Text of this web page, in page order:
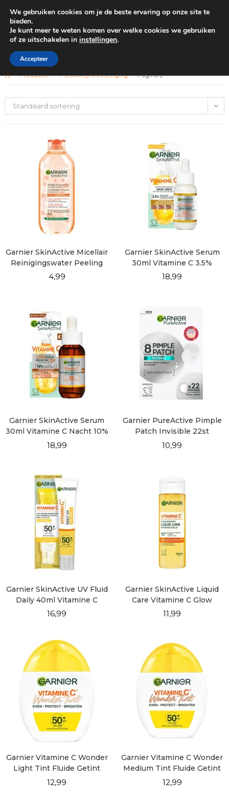
GRATIS BEZORGING VANAF €100
Persoonlijke verzorging
> Producten > Persoonlijke verzorging > Pagina 2
Standaard sortering
Garnier SkinActive Micellair
Reinigingswater Peeling
400ml
4,99
Garnier SkinActive Serum
30ml Vitamine C 3.5%
18,99
Garnier SkinActive Serum
30ml Vitamine C Nacht 10%
18,99
Garnier PureActive Pimple
Patch Invisible 22st
10,99
Garnier SkinActive UV Fluid
Daily 40ml Vitamine C
Invisible
16,99
Garnier SkinActive Liquid
Care Vitamine C Glow
Booster 120ml
11,99
Garnier Vitamine C Wonder
Light Tint Fluide Getint
Alles-in-1 SPF 50+
12,99
Garnier Vitamine C Wonder
Medium Tint Fluide Getint
Alles-in-1 SPF 50+
12,99
We gebruiken cookies om je de beste ervaring op onze site te
bieden.
Je kunt meer te weten komen over welke cookies we gebruiken
of ze uitschakelen in instellingen.
Accepteer